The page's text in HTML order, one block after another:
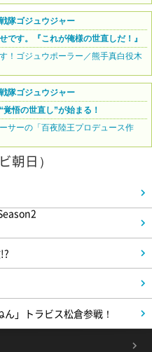
隊ゴジュウジャー
です。『これが俺様の世直しだ！』
！ゴジュウポーラー／熊手真白役木
隊ゴジュウジャー
悟の世直し”が始まる！
サーの「百夜陸王プロデュース作
朝日）
」トラビス松倉参戦！